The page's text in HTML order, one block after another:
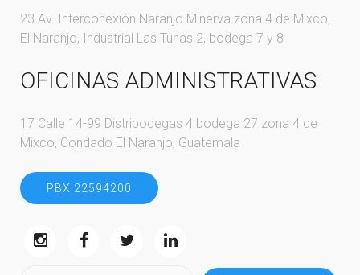
23 Av. Interconexión Naranjo Minerva zona 4 de Mixco,
El Naranjo, Industrial Las Tunas 2, bodega 7 y 8
OFICINAS ADMINISTRATIVAS
17 Calle 14-99 Distribodegas 4 bodega 27 zona 4 de
Mixco, Condado El Naranjo, Guatemala
PBX 22594200